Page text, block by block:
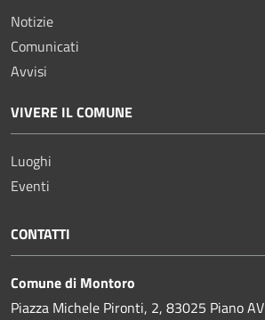
Notizie
Comunicati
Avvisi
VIVERE IL COMUNE
Luoghi
Eventi
CONTATTI
Comune di Montoro
Piazza Michele Pironti, 2, 83025 Piano AV